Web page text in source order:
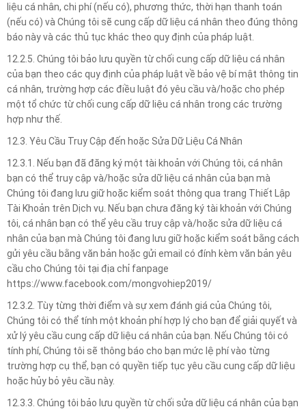
liệu cá nhân, chi phí (nếu có), phương thức, thời hạn thanh toán
(nếu có) và Chúng tôi sẽ cung cấp dữ liệu cá nhân theo đúng thông
báo này và các thủ tục khác theo quy định của pháp luật.
12.2.5. Chúng tôi bảo lưu quyền từ chối cung cấp dữ liệu cá nhân
của bạn theo các quy định của pháp luật về bảo vệ bí mật thông tin
cá nhân, trường hợp các điều luật đó yêu cầu và/hoặc cho phép
một tổ chức từ chối cung cấp dữ liệu cá nhân trong các trường
hợp như thế.
12.3. Yêu Cầu Truy Cập đến hoặc Sửa Dữ Liệu Cá Nhân
12.3.1. Nếu bạn đã đăng ký một tài khoản với Chúng tôi, cá nhân
bạn có thể truy cập và/hoặc sửa dữ liệu cá nhân của bạn mà
Chúng tôi đang lưu giữ hoặc kiểm soát thông qua trang Thiết Lập
Tài Khoản trên Dịch vụ. Nếu bạn chưa đăng ký tài khoản với Chúng
tôi, cá nhân bạn có thể yêu cầu truy cập và/hoặc sửa dữ liệu cá
nhân của bạn mà Chúng tôi đang lưu giữ hoặc kiểm soát bằng cách
gửi yêu cầu bằng văn bản hoặc gửi email có đính kèm văn bản yêu
cầu cho Chúng tôi tại địa chỉ fanpage
https://www.facebook.com/mongvohiep2019/
12.3.2. Tùy từng thời điểm và sự xem đánh giá của Chúng tôi,
Chúng tôi có thể tính một khoản phí hợp lý cho bạn để giải quyết và
xử lý yêu cầu cung cấp dữ liệu cá nhân của bạn. Nếu Chúng tôi có
tính phí, Chúng tôi sẽ thông báo cho bạn mức lệ phí vào từng
trường hợp cụ thể, bạn có quyền tiếp tục yêu cầu cung cấp dữ liệu
hoặc hủy bỏ yêu cầu này.
12.3.3. Chúng tôi bảo lưu quyền từ chối sửa dữ liệu cá nhân của bạn